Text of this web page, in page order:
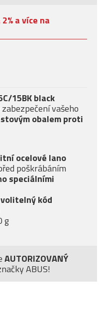
AUTORIZOVANÝ
ABUS!
a více na
15BK black
vašeho
obalem proti
ocelové lano
poškrábáním
speciálními
kód
g